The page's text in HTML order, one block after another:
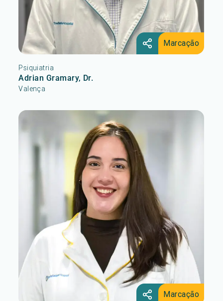
Marcação
Psiquiatria
Adrian Gramary, Dr.
Valença
Marcação